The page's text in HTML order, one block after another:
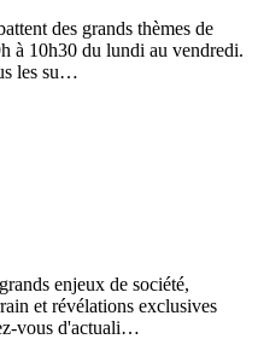
des grands thèmes de
à 10h30 du lundi au vendredi.
les su…
enjeux de société,
et révélations exclusives
vous d'actuali…